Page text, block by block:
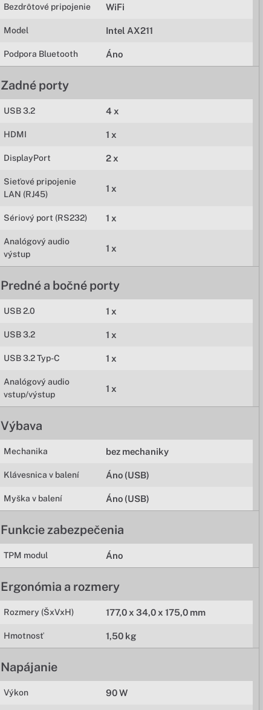
Bezdrôtové pripojenie WiFi
Model Intel AX211
Podpora Bluetooth Áno
Zadné porty
USB 3.2 4 x
HDMI 1 x
DisplayPort 2 x
Sieťové pripojenie
LAN (RJ45)
1 x
Sériový port (RS232) 1 x
Analógový audio
výstup
1 x
Predné a bočné porty
USB 2.0 1 x
USB 3.2 1 x
USB 3.2 Typ-C 1 x
Analógový audio
vstup/výstup
1 x
Výbava
Mechanika bez mechaniky
Klávesnica v balení Áno (USB)
Myška v balení Áno (USB)
Funkcie zabezpečenia
TPM modul Áno
Ergonómia a rozmery
Rozmery (ŠxVxH) 177,0 x 34,0 x 175,0 mm
Hmotnosť 1,50 kg
Napájanie
Výkon 90 W